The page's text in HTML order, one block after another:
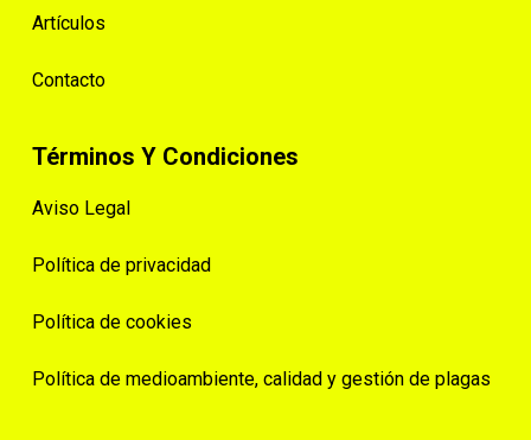
Artículos
Contacto
Términos Y Condiciones
Aviso Legal
Política de privacidad
Política de cookies
Política de medioambiente, calidad y gestión de plagas